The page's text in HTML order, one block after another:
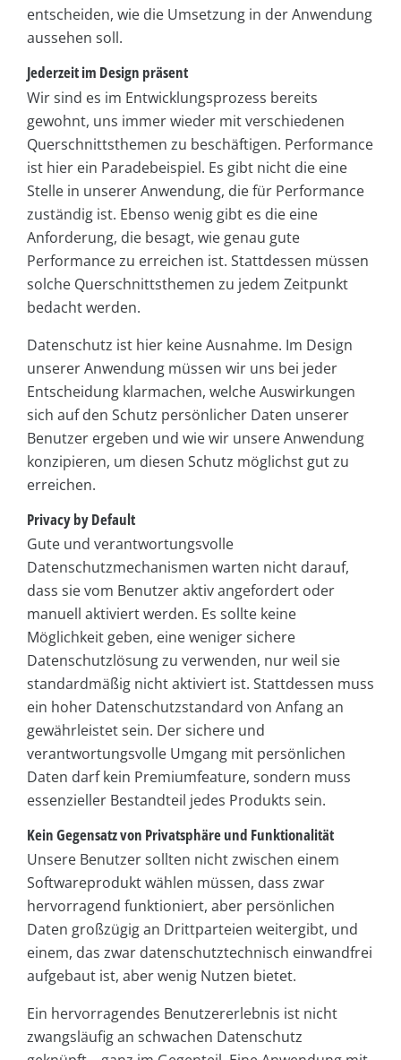
entscheiden, wie die Umsetzung in der Anwendung
aussehen soll.
Jederzeit im Design präsent
Wir sind es im Entwicklungsprozess bereits
gewohnt, uns immer wieder mit verschiedenen
Querschnittsthemen zu beschäftigen. Performance
ist hier ein Paradebeispiel. Es gibt nicht die eine
Stelle in unserer Anwendung, die für Performance
zuständig ist. Ebenso wenig gibt es die eine
Anforderung, die besagt, wie genau gute
Performance zu erreichen ist. Stattdessen müssen
solche Querschnittsthemen zu jedem Zeitpunkt
bedacht werden.
Datenschutz ist hier keine Ausnahme. Im Design
unserer Anwendung müssen wir uns bei jeder
Entscheidung klarmachen, welche Auswirkungen
sich auf den Schutz persönlicher Daten unserer
Benutzer ergeben und wie wir unsere Anwendung
konzipieren, um diesen Schutz möglichst gut zu
erreichen.
Privacy by Default
Gute und verantwortungsvolle
Datenschutzmechanismen warten nicht darauf,
dass sie vom Benutzer aktiv angefordert oder
manuell aktiviert werden. Es sollte keine
Möglichkeit geben, eine weniger sichere
Datenschutzlösung zu verwenden, nur weil sie
standardmäßig nicht aktiviert ist. Stattdessen muss
ein hoher Datenschutzstandard von Anfang an
gewährleistet sein. Der sichere und
verantwortungsvolle Umgang mit persönlichen
Daten darf kein Premiumfeature, sondern muss
essenzieller Bestandteil jedes Produkts sein.
Kein Gegensatz von Privatsphäre und Funktionalität
Unsere Benutzer sollten nicht zwischen einem
Softwareprodukt wählen müssen, dass zwar
hervorragend funktioniert, aber persönlichen
Daten großzügig an Drittparteien weitergibt, und
einem, das zwar datenschutztechnisch einwandfrei
aufgebaut ist, aber wenig Nutzen bietet.
Ein hervorragendes Benutzererlebnis ist nicht
zwangsläufig an schwachen Datenschutz